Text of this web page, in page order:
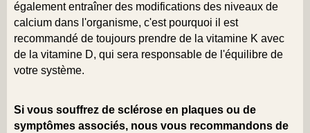
également entraîner des modifications des niveaux de
calcium dans l'organisme, c'est pourquoi il est
recommandé de toujours prendre de la vitamine K avec
de la vitamine D, qui sera responsable de l'équilibre de
votre système.
Si vous souffrez de sclérose en plaques ou de
symptômes associés, nous vous recommandons de